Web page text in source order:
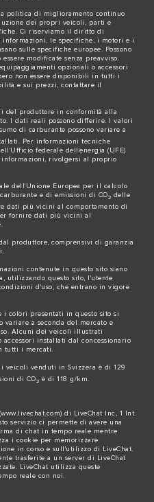
politica di miglioramento continuo
dei propri veicoli, parti e
Ci riserviamo il diritto di
informazioni, le specifiche, i motori e i
sulle specifiche europee. Possono
modificate senza preavviso.
opzionali o accessori
non essere disponibili in tutti i
e sui prezzi, contattare il
del produttore in conformità alla
I dati reali possono differire. I valori
di carburante possono variare a
Per informazioni tecniche
federale dell'energia (UFE)
informazioni, rivolgersi al proprio
dell'Unione Europea per il calcolo
e di emissioni di CO2 delle
dati più vicini al comportamento di
fornire dati più vicini al
produttore, comprensivi di garanzia
contenute in questo sito siano
utilizzando questo sito, l'utente
d'uso, che entrano in vigore
i colori presentati in questo sito si
variare a seconda del mercato e
Alcuni dei veicoli illustrati
installati dal concessionario
tutti i mercati.
veicoli venduti in Svizzera è di 129
di CO2 è di 118 g/km.
www.livechat.com) di LiveChat Inc, 1 Int.
servizio ci permette di avere una
di chat in tempo reale mentre
i cookie per memorizzare
in corso e sull'utilizzo di LiveChat.
trasferite a un server di LiveChat
LiveChat utilizza queste
reale con noi.